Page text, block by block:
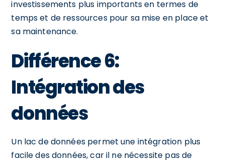
investissements plus importants en termes de
temps et de ressources pour sa mise en place et
sa maintenance.
Différence 6:
Intégration des
données
Un lac de données permet une intégration plus
facile des données, car il ne nécessite pas de